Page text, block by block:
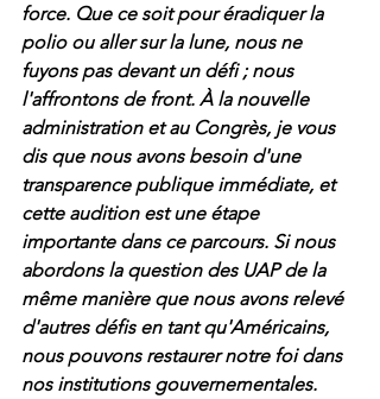
force. Que ce soit pour éradiquer la
polio ou aller sur la lune, nous ne
fuyons pas devant un défi ; nous
l'affrontons de front. À la nouvelle
administration et au Congrès, je vous
dis que nous avons besoin d'une
transparence publique immédiate, et
cette audition est une étape
importante dans ce parcours. Si nous
abordons la question des UAP de la
même manière que nous avons relevé
d'autres défis en tant qu'Américains,
nous pouvons restaurer notre foi dans
nos institutions gouvernementales.